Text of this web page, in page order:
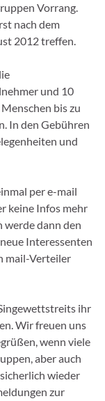
Vorrang.
nach dem
2012 treffen.
und 10
bis zu
In den Gebühren
und
per e-mail
keine Infos mehr
werde dann den
Interessenten
mail-Verteiler
ihr
Wir freuen uns
wenn viele
aber auch
wieder
zur